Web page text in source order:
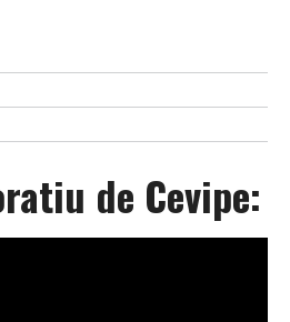
de Cevipe: